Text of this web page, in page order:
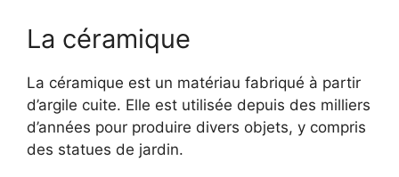
La céramique
La céramique est un matériau fabriqué à partir
d’argile cuite. Elle est utilisée depuis des milliers
d’années pour produire divers objets, y compris
des statues de jardin.